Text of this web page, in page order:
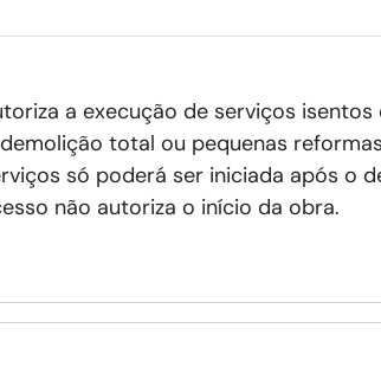
a execução de serviços
demolição total ou pequenas
só poderá ser iniciada após o
não autoriza o início da obra.